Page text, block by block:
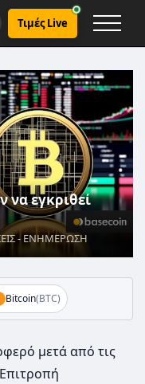
Τιμές Live
να εγκριθεί
- ΕΝΗΜΕΡΩΣΗ
Bitcoin(BTC)
μετά από τις